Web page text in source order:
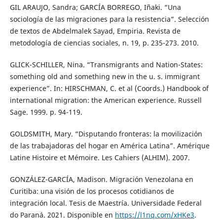
GIL ARAUJO, Sandra; GARCÍA BORREGO, Iñaki. “Una
sociología de las migraciones para la resistencia”. Selección
de textos de Abdelmalek Sayad, Empiria. Revista de
metodología de ciencias sociales, n. 19, p. 235-273. 2010.
GLICK-SCHILLER, Nina. “Transmigrants and Nation-States:
something old and something new in the u. s. immigrant
experience”. In: HIRSCHMAN, C. et al (Coords.) Handbook of
international migration: the American experience. Russell
Sage. 1999. p. 94-119.
GOLDSMITH, Mary. “Disputando fronteras: la movilización
de las trabajadoras del hogar en América Latina”. Amérique
Latine Histoire et Mémoire. Les Cahiers (ALHIM). 2007.
GONZÁLEZ-GARCÍA, Madison. Migración Venezolana en
Curitiba: una visión de los procesos cotidianos de
integración local. Tesis de Maestría. Universidade Federal
do Paraná. 2021. Disponible en https://l1nq.com/xHKe3.